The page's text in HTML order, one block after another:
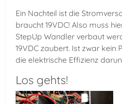
Ein Nachteil ist die
braucht 19VDC! Also muss
StepUp Wandler verbaut
19VDC zaubert. Ist zwar kein
die elektrische Effizienz
Los gehts!